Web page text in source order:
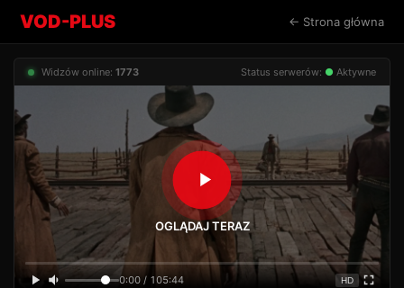
VOD-PLUS ← Strona główna
Widzów online: 1773 Status serwerów: ● Aktywne
OGLĄDAJ TERAZ
0:00 / 105:44 HD